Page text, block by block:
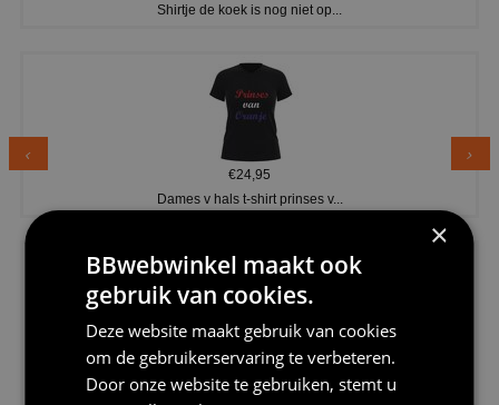
Shirtje de koek is nog niet op...
€24,95
Dames v hals t-shirt prinses v...
€24,95
Koningsdag shirt heren v-hals ...
×
BBwebwinkel maakt ook
gebruik van cookies.
Deze website maakt gebruik van cookies
om de gebruikerservaring te verbeteren.
Door onze website te gebruiken, stemt u